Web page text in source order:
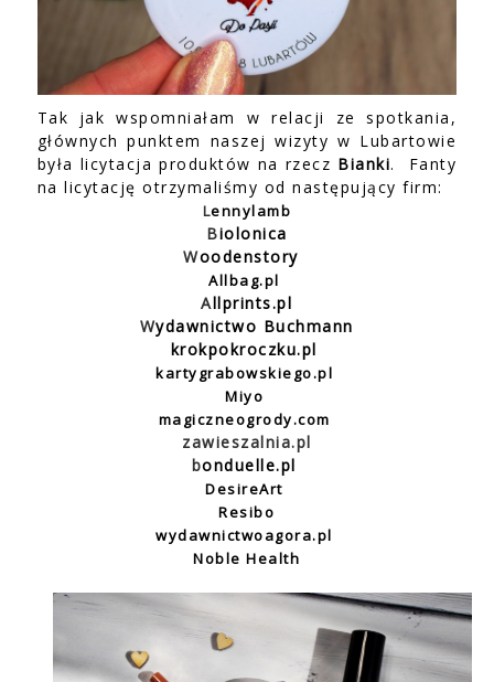
Tak jak wspomniałam w relacji ze spotkania,
głównych punktem naszej wizyty w Lubartowie
była licytacja produktów na rzecz Bianki. Fanty
na licytację otrzymaliśmy od następujący firm:
Lennylamb
Biolonica
Woodenstory
Allbag.pl
Allprints.pl
Wydawnictwo Buchmann
krokpokroczku.pl
kartygrabowskiego.pl
Miyo
magiczneogrody.com
zawieszalnia.pl
bonduelle.pl
DesireArt
Resibo
wydawnictwoagora.pl
Noble Health